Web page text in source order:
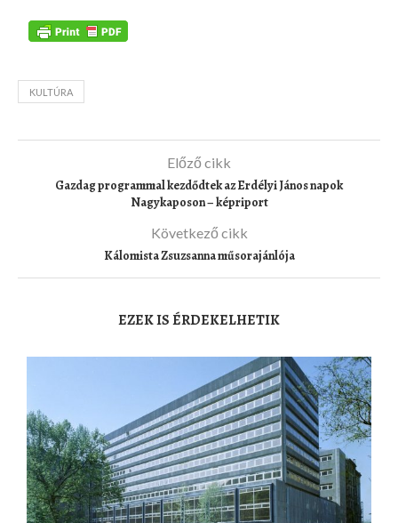
KULTÚRA
Előző cikk
Gazdag programmal kezdődtek az Erdélyi János napok
Nagykaposon – képriport
Következő cikk
Kálomista Zsuzsanna műsorajánlója
EZEK IS ÉRDEKELHETIK